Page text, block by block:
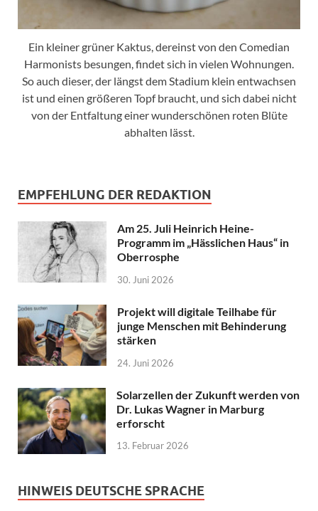
Ein kleiner grüner Kaktus, dereinst von den Comedian
Harmonists besungen, findet sich in vielen Wohnungen.
So auch dieser, der längst dem Stadium klein entwachsen
ist und einen größeren Topf braucht, und sich dabei nicht
von der Entfaltung einer wunderschönen roten Blüte
abhalten lässt.
EMPFEHLUNG DER REDAKTION
Am 25. Juli Heinrich Heine-
Programm im „Hässlichen Haus“ in
Oberrosphe
30. Juni 2026
Projekt will digitale Teilhabe für
junge Menschen mit Behinderung
stärken
24. Juni 2026
Solarzellen der Zukunft werden von
Dr. Lukas Wagner in Marburg
erforscht
13. Februar 2026
HINWEIS DEUTSCHE SPRACHE